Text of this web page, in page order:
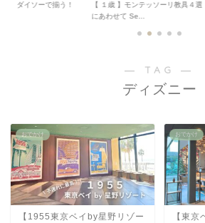
】ダイソーで揃う！
【 １歳 】モンテッソーリ教具４選
にあわせて Se...
― TAG ―
ディズニー
おでかけ
【1955東京ベイby星野リゾー
おでかけ
【東